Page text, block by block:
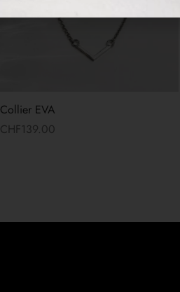
Collier EVA
CHF139.00